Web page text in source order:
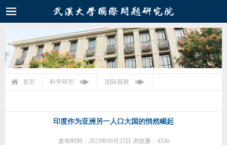
首页 科学研究 国际观察
印度作为亚洲另一人口大国的悄然崛起
发布时间：2023年09月22日 浏览量：4336